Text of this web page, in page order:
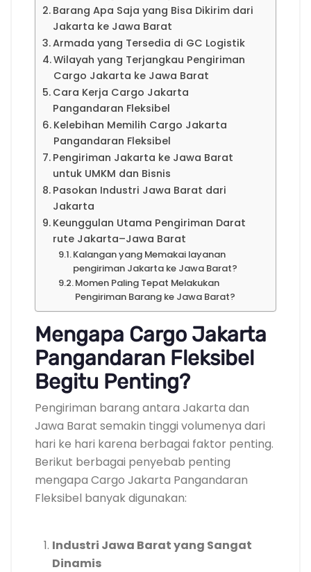
Barang Apa Saja yang Bisa Dikirim dari
Jakarta ke Jawa Barat
Armada yang Tersedia di GC Logistik
Wilayah yang Terjangkau Pengiriman
Cargo Jakarta ke Jawa Barat
Cara Kerja Cargo Jakarta
Pangandaran Fleksibel
Kelebihan Memilih Cargo Jakarta
Pangandaran Fleksibel
Pengiriman Jakarta ke Jawa Barat
untuk UMKM dan Bisnis
Pasokan Industri Jawa Barat dari
Jakarta
Keunggulan Utama Pengiriman Darat
rute Jakarta–Jawa Barat
Kalangan yang Memakai layanan
pengiriman Jakarta ke Jawa Barat?
Momen Paling Tepat Melakukan
Pengiriman Barang ke Jawa Barat?
Mengapa Cargo Jakarta
Pangandaran Fleksibel
Begitu Penting?
Pengiriman barang antara Jakarta dan
Jawa Barat semakin tinggi volumenya dari
hari ke hari karena berbagai faktor penting.
Berikut berbagai penyebab penting
mengapa Cargo Jakarta Pangandaran
Fleksibel banyak digunakan:
Industri Jawa Barat yang Sangat
Dinamis